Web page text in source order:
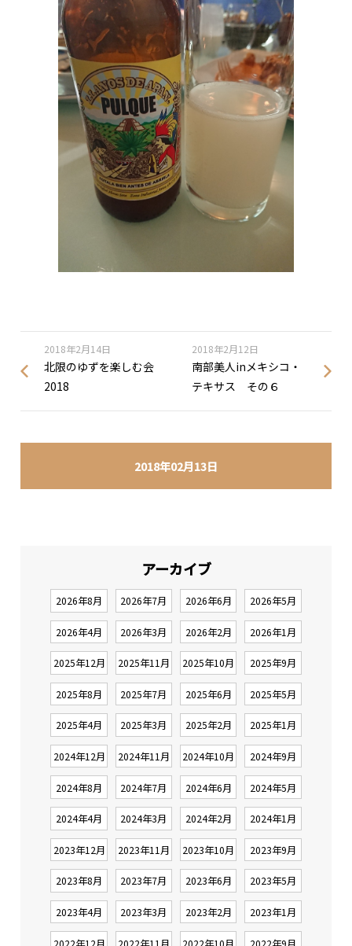
2018年02月13日
2018年2月14日
北限のゆずを楽しむ会
2018
2018年2月12日
南部美人inメキシコ・
テキサス その６
アーカイブ
2026年8月 2026年7月 2026年6月 2026年5月
2026年4月 2026年3月 2026年2月 2026年1月
2025年12月 2025年11月 2025年10月 2025年9月
2025年8月 2025年7月 2025年6月 2025年5月
2025年4月 2025年3月 2025年2月 2025年1月
2024年12月 2024年11月 2024年10月 2024年9月
2024年8月 2024年7月 2024年6月 2024年5月
2024年4月 2024年3月 2024年2月 2024年1月
2023年12月 2023年11月 2023年10月 2023年9月
2023年8月 2023年7月 2023年6月 2023年5月
2023年4月 2023年3月 2023年2月 2023年1月
2022年12月 2022年11月 2022年10月 2022年9月